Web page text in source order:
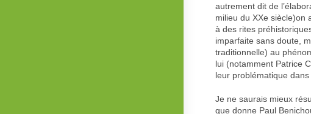
autrement dit de
milieu du XXe siècle)on
à des rites
imparfaite sans doute,
traditionnelle) au
lui (notamment Patrice
leur problématique
Je ne saurais mieux
que donne Paul